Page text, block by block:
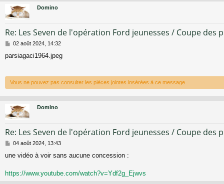
Domino
Re: Les Seven de l'opération Ford jeunesses / Coupe des
M
s
g
e
02 août 2024, 14:32
parsiagaci1964.jpeg
Vous ne pouvez pas consulter les pièces jointes insérées à ce message.
Domino
Re: Les Seven de l'opération Ford jeunesses / Coupe des
M
s
a
04 août 2024, 13:43
une vidéo à voir sans aucune concession :
https://www.youtube.com/watch?v=Ydf2g_Ejwvs